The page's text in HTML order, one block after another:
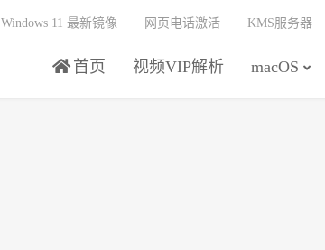
首页 视频VIP解析 macOS
Windows 11 最新镜像 网页电话激活 KMS服务器